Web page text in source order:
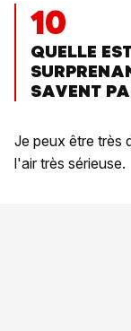
10
QUELLE
SAVENT
Je peux être très
l'air très sérieuse.